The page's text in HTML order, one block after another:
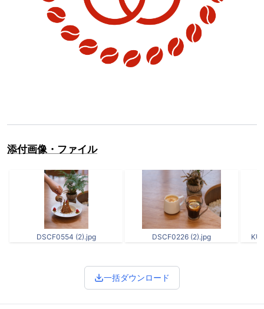
添付画像・ファイル
DSCF0554 (2).jpg DSCF0226 (2).jpg
一括ダウンロード